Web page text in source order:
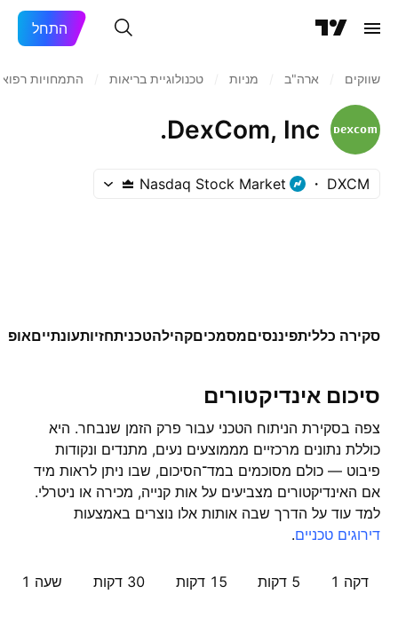
התחל
שווקים ארה"ב‏ מניות‏ טכנולוגיית בריאות התמחויות
DexCom, Inc.
DXCM
Nasdaq Stock Market
סקירה כלליתפיננסיםמסמכיםקהילהטכניתחזיותעונתיים
סיכום אינדיקטורים
צפה בסקירת הניתוח הטכני עבור פרק הזמן שנבחר. היא
כוללת נתונים מרכזיים מממוצעים נעים, מתנדים ונקודות
פיבוט — כולם מסוכמים במד־הסיכום, שבו ניתן לראות מיד
אם האינדיקטורים מצביעים על אות קנייה, מכירה או ניטרלי.
למד עוד על הדרך שבה אותות אלו נוצרים באמצעות
דירוגים טכניים.
דקה 1 5 דקות 15 דקות 30 דקות שעה ‎1‎